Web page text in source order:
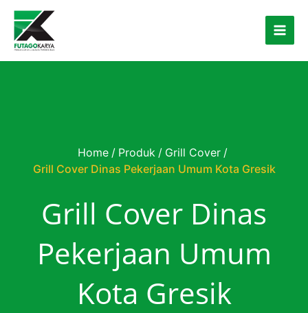
Skip to content
Home / Produk / Grill Cover /
Grill Cover Dinas Pekerjaan Umum Kota Gresik
Grill Cover Dinas
Pekerjaan Umum
Kota Gresik